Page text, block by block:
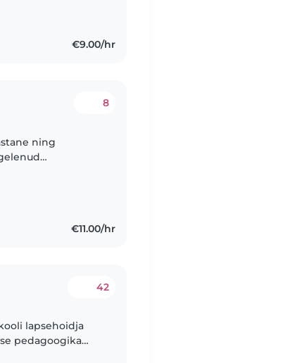
€9.00/hr
8
ning
€11.00/hr
42
lapsehoidja
pedagoogika